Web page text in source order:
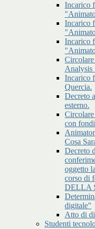
Incarico
Incarico
Incarico
Analysis
Incarico
Quercia.
Decreto
esterno.
con
Cosa
Decreto
oggetto
corso di
DELLA
digitale"
Atto di
Studenti